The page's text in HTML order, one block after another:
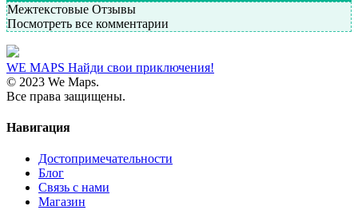
Межтекстовые Отзывы
Посмотреть все комментарии
WE MAPS Найди свои приключения!
© 2023 We Maps.
Все права защищены.
Навигация
Достопримечательности
Блог
Связь с нами
Магазин